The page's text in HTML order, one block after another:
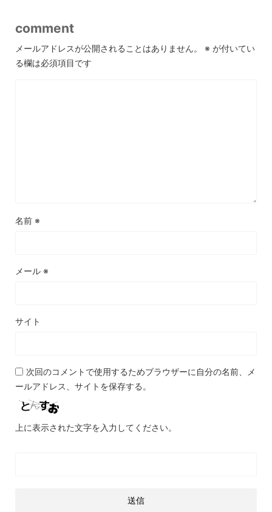
comment
メールアドレスが公開されることはありません。 ※ が付いてい
る欄は必須項目です
名前 ※
メール ※
サイト
次回のコメントで使用するためブラウザーに自分の名前、メ
ールアドレス、サイトを保存する。
上に表示された文字を入力してください。